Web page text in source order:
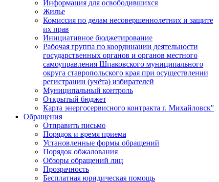
Информация для освободившихся
Жилье
Комиссия по делам несовершеннолетних и защите
их прав
Инициативное бюджетирование
Рабочая группа по координации деятельности
государственных органов и органов местного
самоуправления Шпаковского муниципального
округа ставропольского края при осуществлении
регистрации (учёта) избирателей
Муниципальный контроль
Открытый бюджет
Карта энергосервисного контракта г. Михайловск"
Обращения
Отправить письмо
Порядок и время приема
Установленные формы обращений
Порядок обжалования
Обзоры обращений лиц
Прозрачность
Бесплатная юридическая помощь